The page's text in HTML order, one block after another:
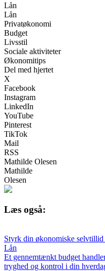
Lån
Lån
Privatøkonomi
Budget
Livsstil
Sociale aktiviteter
Økonomitips
Del med hjertet
X
Facebook
Instagram
LinkedIn
YouTube
Pinterest
TikTok
Mail
RSS
Mathilde Olesen
Mathilde
Olesen
Læs også:
Styrk din økonomiske
Lån
Et gennemtænkt budget
tryghed og kontrol i din